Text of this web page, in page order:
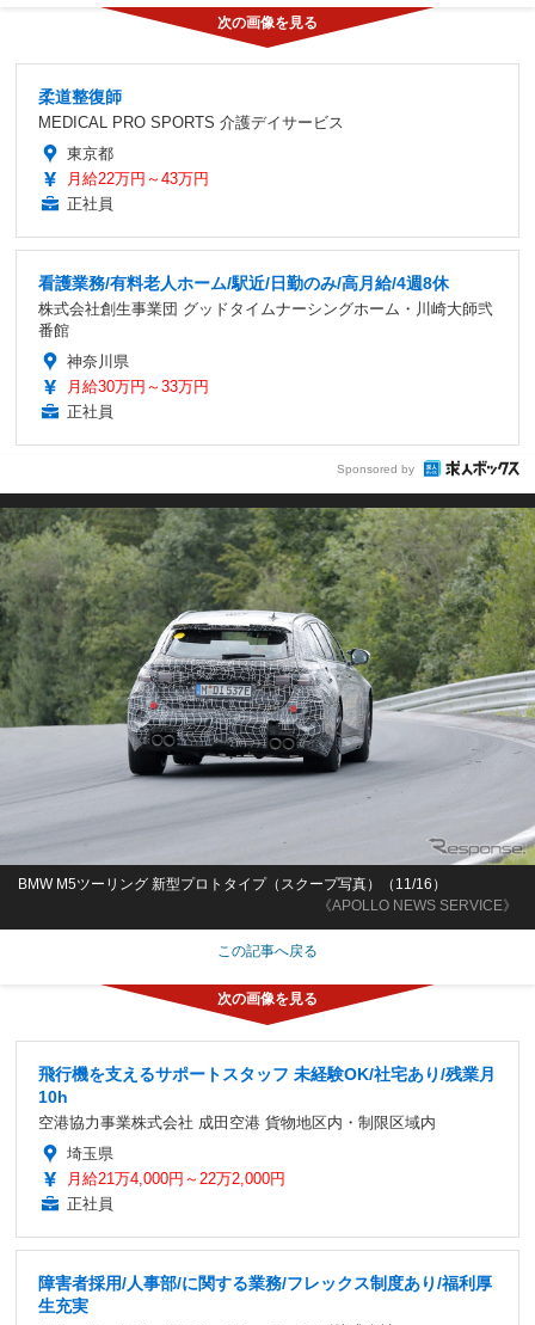
柔道整復師
MEDICAL PRO SPORTS 介護デイサービス
東京都
月給22万円～43万円
正社員
看護業務/有料老人ホーム/駅近/日勤のみ/高月給/4週8休
株式会社創生事業団 グッドタイムナーシングホーム・川崎大師弐
番館
神奈川県
月給30万円～33万円
正社員
Sponsored by
《APOLLO NEWS SERVICE》
BMW M5ツーリング 新型プロトタイプ（スクープ写真）（11/16）
この記事へ戻る
飛行機を支えるサポートスタッフ 未経験OK/社宅あり/残業月
10h
空港協力事業株式会社 成田空港 貨物地区内・制限区域内
埼玉県
月給21万4,000円～22万2,000円
正社員
障害者採用/人事部/に関する業務/フレックス制度あり/福利厚
生充実